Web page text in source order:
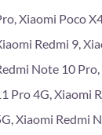
Xiaomi Poco
Redmi 9,
Note 10
Pro 4G, Xiaomi
Xiaomi Redmi